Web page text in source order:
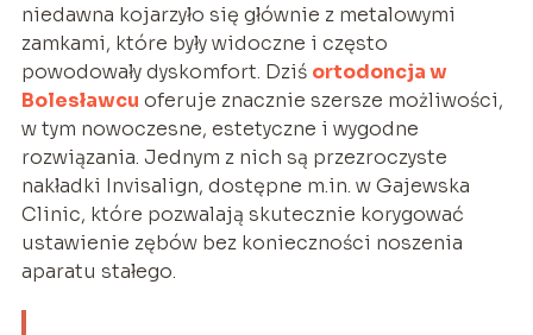
niedawna kojarzyło się głównie z metalowymi
zamkami, które były widoczne i często
powodowały dyskomfort. Dziś ortodoncja w
Bolesławcu oferuje znacznie szersze możliwości,
w tym nowoczesne, estetyczne i wygodne
rozwiązania. Jednym z nich są przezroczyste
nakładki Invisalign, dostępne m.in. w Gajewska
Clinic, które pozwalają skutecznie korygować
ustawienie zębów bez konieczności noszenia
aparatu stałego.